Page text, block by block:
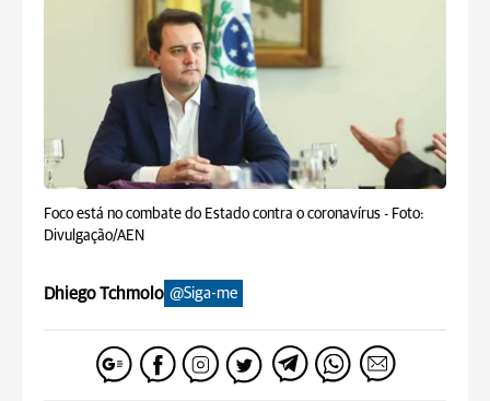
Foco está no combate do Estado contra o coronavírus - Foto:
Divulgação/AEN
Dhiego Tchmolo @Siga-me